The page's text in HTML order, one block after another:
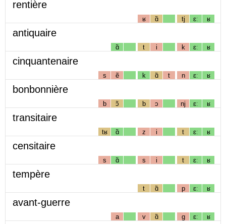
rentière
ʁ ɑ̃ tj ɛː ʁ
antiquaire
ɑ̃ t i k ɛː ʁ
cinquantenaire
s ẽ k ɑ̃ t n ɛː ʁ
bonbonnière
b ɔ̃ b ɔ nj ɛː ʁ
transitaire
tʁ ɑ̃ z i t ɛː ʁ
censitaire
s ɑ̃ s i t ɛː ʁ
tempère
t ɑ̃ p ɛː ʁ
avant-guerre
a v ɑ̃ g ɛː ʁ